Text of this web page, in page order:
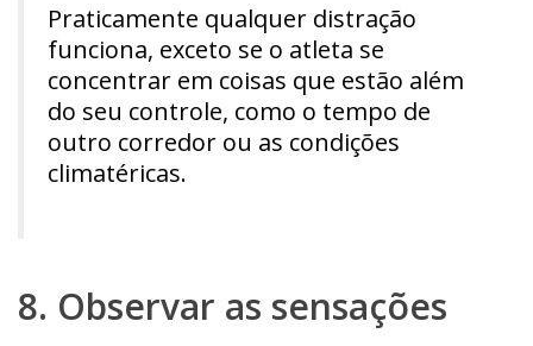
Praticamente qualquer distração
funciona, exceto se o atleta se
concentrar em coisas que estão além
do seu controle, como o tempo de
outro corredor ou as condições
climatéricas.
8. Observar as sensações